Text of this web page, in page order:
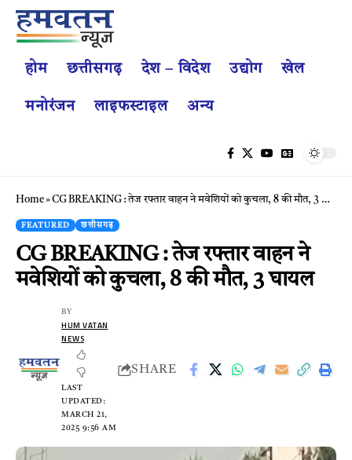
होम छत्तीसगढ़ देश – विदेश उद्योग खेल
मनोरंजन लाइफस्टाइल अन्य
Home»CG BREAKING : तेज रफ्तार वाहन ने मवेशियों को कुचला, 8 की मौत, 3 घायल
FEATURED छत्तीसगढ़
CG BREAKING : तेज रफ्तार वाहन ने
मवेशियों को कुचला, 8 की मौत, 3 घायल
LAST
UPDATED:
MARCH 21,
2025 9:56 AM
BY
HUM VATAN
NEWS
SHARE